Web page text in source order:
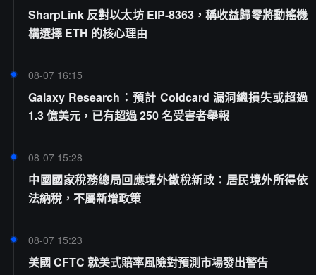
SharpLink 反對以太坊 EIP-8363，稱收益歸零將動搖機
構選擇 ETH 的核心理由
08-07 16:15
Galaxy Research：預計 Coldcard 漏洞總損失或超過
1.3 億美元，已有超過 250 名受害者舉報
08-07 15:28
中國國家稅務總局回應境外徵稅新政：居民境外所得依
法納稅，不屬新增政策
08-07 15:23
美國 CFTC 就美式賠率風險對預測市場發出警告